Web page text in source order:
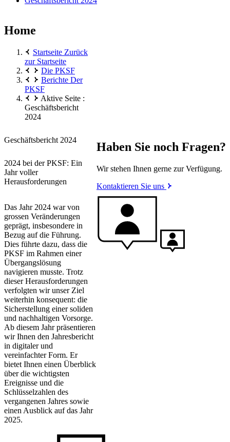
Home
Startseite Zurück
zur Startseite
Die PKSF
Berichte Der
PKSF
Aktive Seite :
Geschäftsbericht
2024
Geschäftsbericht 2024
2024 bei der PKSF: Ein
Jahr voller
Herausforderungen
Das Jahr 2024 war von
grossen Veränderungen
geprägt, insbesondere in
Bezug auf die Führung.
Dies führte dazu, dass die
PKSF im Rahmen einer
Übergangslösung
navigieren musste. Trotz
dieser Herausforderungen
verfolgten wir unser Ziel
weiterhin konsequent: die
Sicherstellung einer soliden
und nachhaltigen Vorsorge.
Ab diesem Jahr präsentieren
wir Ihnen den Jahresbericht
in digitaler und
vereinfachter Form. Er
bietet Ihnen einen Überblick
über die wichtigsten
Ereignisse und die
Schlüsselzahlen des
vergangenen Jahres sowie
einen Ausblick auf das Jahr
2025.
Haben Sie noch Fragen?
Wir stehen Ihnen gerne zur Verfügung.
Kontaktieren Sie uns